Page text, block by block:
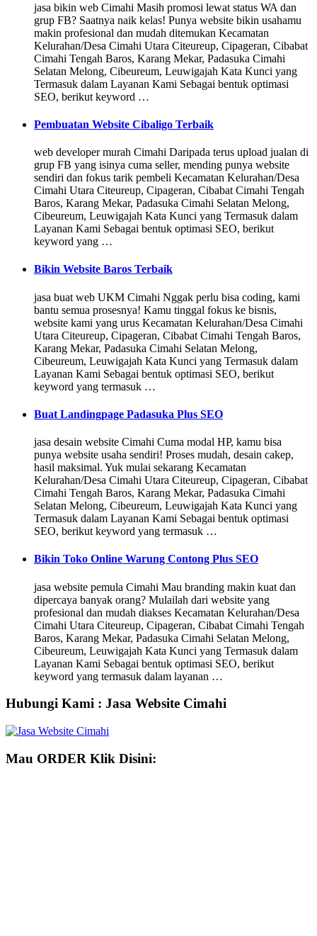
jasa bikin web Cimahi Masih promosi lewat status WA dan
grup FB? Saatnya naik kelas! Punya website bikin usahamu
makin profesional dan mudah ditemukan Kecamatan
Kelurahan/Desa Cimahi Utara Citeureup, Cipageran, Cibabat
Cimahi Tengah Baros, Karang Mekar, Padasuka Cimahi
Selatan Melong, Cibeureum, Leuwigajah Kata Kunci yang
Termasuk dalam Layanan Kami Sebagai bentuk optimasi
SEO, berikut keyword …
Pembuatan Website Cibaligo Terbaik
web developer murah Cimahi Daripada terus upload jualan di
grup FB yang isinya cuma seller, mending punya website
sendiri dan fokus tarik pembeli Kecamatan Kelurahan/Desa
Cimahi Utara Citeureup, Cipageran, Cibabat Cimahi Tengah
Baros, Karang Mekar, Padasuka Cimahi Selatan Melong,
Cibeureum, Leuwigajah Kata Kunci yang Termasuk dalam
Layanan Kami Sebagai bentuk optimasi SEO, berikut
keyword yang …
Bikin Website Baros Terbaik
jasa buat web UKM Cimahi Nggak perlu bisa coding, kami
bantu semua prosesnya! Kamu tinggal fokus ke bisnis,
website kami yang urus Kecamatan Kelurahan/Desa Cimahi
Utara Citeureup, Cipageran, Cibabat Cimahi Tengah Baros,
Karang Mekar, Padasuka Cimahi Selatan Melong,
Cibeureum, Leuwigajah Kata Kunci yang Termasuk dalam
Layanan Kami Sebagai bentuk optimasi SEO, berikut
keyword yang termasuk …
Buat Landingpage Padasuka Plus SEO
jasa desain website Cimahi Cuma modal HP, kamu bisa
punya website usaha sendiri! Proses mudah, desain cakep,
hasil maksimal. Yuk mulai sekarang Kecamatan
Kelurahan/Desa Cimahi Utara Citeureup, Cipageran, Cibabat
Cimahi Tengah Baros, Karang Mekar, Padasuka Cimahi
Selatan Melong, Cibeureum, Leuwigajah Kata Kunci yang
Termasuk dalam Layanan Kami Sebagai bentuk optimasi
SEO, berikut keyword yang termasuk …
Bikin Toko Online Warung Contong Plus SEO
jasa website pemula Cimahi Mau branding makin kuat dan
dipercaya banyak orang? Mulailah dari website yang
profesional dan mudah diakses Kecamatan Kelurahan/Desa
Cimahi Utara Citeureup, Cipageran, Cibabat Cimahi Tengah
Baros, Karang Mekar, Padasuka Cimahi Selatan Melong,
Cibeureum, Leuwigajah Kata Kunci yang Termasuk dalam
Layanan Kami Sebagai bentuk optimasi SEO, berikut
keyword yang termasuk dalam layanan …
Hubungi Kami : Jasa Website Cimahi
Mau ORDER Klik Disini: